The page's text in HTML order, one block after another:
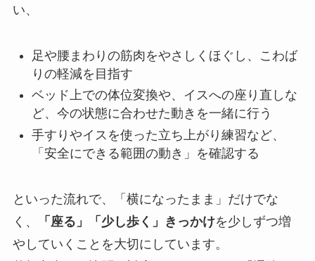
い、
足や腰まわりの筋肉をやさしくほぐし、こわば
りの軽減を目指す
ベッド上での体位変換や、イスへの座り直しな
ど、今の状態に合わせた動きを一緒に行う
手すりやイスを使った立ち上がり練習など、
「安全にできる範囲の動き」を確認する
といった流れで、「横になったまま」だけでな
く、
「座る」「少し歩く」きっかけを少しずつ増
やしていくことを大切にしています。